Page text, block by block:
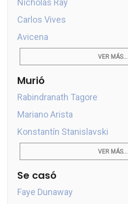
Nicholas Ray
Carlos Vives
Avicena
VER MÁS...
Murió
Rabindranath Tagore
Mariano Arista
Konstantín Stanislavski
VER MÁS...
Se casó
Faye Dunaway